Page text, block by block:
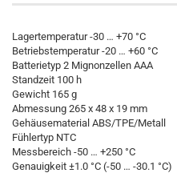
Lagertemperatur -30 … +70 °C
Betriebstemperatur -20 … +60 °C
Batterietyp 2 Mignonzellen AAA
Standzeit 100 h
Gewicht 165 g
Abmessung 265 x 48 x 19 mm
Gehäusematerial ABS/TPE/Metall
Fühlertyp NTC
Messbereich -50 … +250 °C
Genauigkeit ±1.0 °C (-50 … -30.1 °C)